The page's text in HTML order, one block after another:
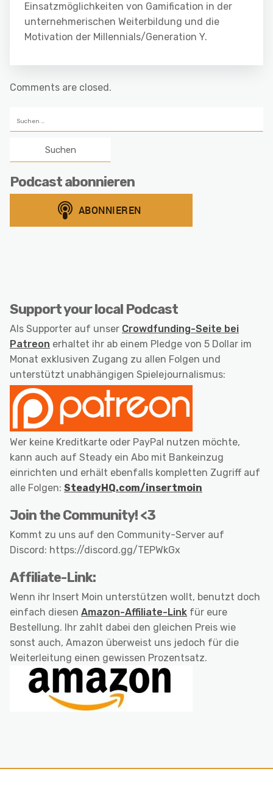
Einsatzmöglichkeiten von Gamification in der
unternehmerischen Weiterbildung und die
Motivation der Millennials/Generation Y.
Comments are closed.
nach:
Podcast abonnieren
Support your local Podcast
Als Supporter auf unser Crowdfunding-Seite bei
Patreon erhaltet ihr ab einem Pledge von 5 Dollar im
Monat exklusiven Zugang zu allen Folgen und
unterstützt unabhängigen Spielejournalismus:
Wer keine Kreditkarte oder PayPal nutzen möchte,
kann auch auf Steady ein Abo mit Bankeinzug
einrichten und erhält ebenfalls kompletten Zugriff auf
alle Folgen: SteadyHQ.com/insertmoin
Join the Community! <3
Kommt zu uns auf den Community-Server auf
Discord: https://discord.gg/TEPWkGx
Affiliate-Link:
Wenn ihr Insert Moin unterstützen wollt, benutzt doch
einfach diesen Amazon-Affiliate-Link für eure
Bestellung. Ihr zahlt dabei den gleichen Preis wie
sonst auch, Amazon überweist uns jedoch für die
Weiterleitung einen gewissen Prozentsatz.